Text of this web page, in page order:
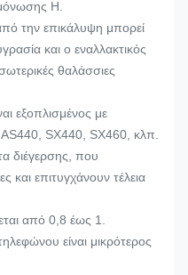
H.
την επικάλυψη μπορεί
και ο εναλλακτικός
θαλάσσιες
εξοπλισμένος με
SX440, SX460, κλπ.
διέγερσης, που
και επιτυγχάνουν τέλεια
από 0,8 έως 1.
είναι μικρότερος